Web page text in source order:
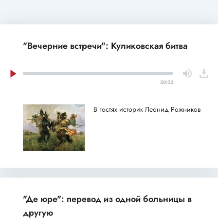
"Вечерние встречи": Куликовская битва
50:02
В гостях историк Леонид Рожников
"Де юре": перевод из одной больницы в
другую